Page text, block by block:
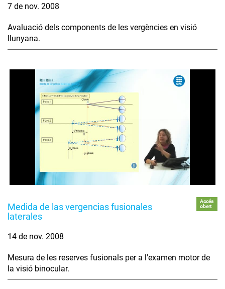
7 de nov. 2008
Avaluació dels components de les vergències en visió
llunyana.
Medida de las vergencias fusionales
laterales
Accés
obert
14 de nov. 2008
Mesura de les reserves fusionals per a l'examen motor de
la visió binocular.